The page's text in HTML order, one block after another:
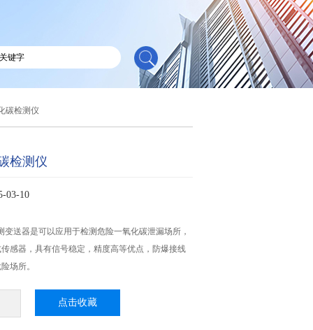
碳检测仪
检测仪
03-10
变送器是可以应用于检测危险一氧化碳泄漏场所，
感器，具有信号稳定，精度高等优点，防爆接线
场所。
点击收藏